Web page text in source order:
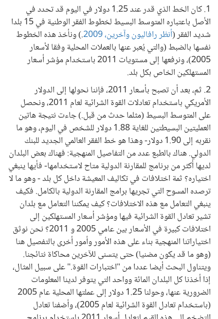
1. كان الخط الذي قدر عند 1.25 دولار في اليوم قد تحدد في
الأصل باعتباره المتوسط البسيط لخطوط الفقر الوطنية في 15 بلدا
شديد الفقر (أنظر رافاليون وآخرين، 2009
.) ونأخذ هذه الخطوط
نفسها بالضبط (والتي يُعبر عنها بالعملات المحلية وفقا لأسعار
2005)، ونرفعها إلى مستويات 2011 باستخدام مؤشر أسعار
المستهلكين الخاص بكل بلد.
2. ثم، بعد أن تصبح بأسعار 2011، فإننا نحولها إلى الدولار
الأمريكي باستخدام تعادلات القوة الشرائية لعام 2011، ونحصل
على المتوسط البسيط (مثلما حدث من قبل.) جاءت نتيجة هاتين
العمليتين البسيطتين للغاية 1.88 دولار للشخص في اليوم، وهو ما
نقربه إلى 1.90 دولار- وهذا هو خط الفقر العالمي الجديد للبنك
الدولي. هناك بالطبع عدد من التفاصيل المنهجية: فهناك بعض البلدان
لديها أكثر من برنامج للمقارنة الدولية متاح لاستخدامها- فأيها ينبغي
اختياره؟ ثمة اختلافات في تكاليف المعيشة داخل كل بلد - وهو ما لا
ترصده المسوح التي تجريها برامج المقارنة الدولية بالكامل. فكيف
ينبغي التعامل مع هذه الاختلافات؟ كيف يمكننا التعامل مع بلدان
تشير تعادل القوة الشرائية فيها ومؤشر أسعار المستهلكين إلى
اختلافات كبيرة في الأسعار بين عامي 2005 و 2011؟ نحن نوثق
اختياراتنا المنهجية بناء على هذه الأمور وأمور أخرى بالتفصيل هنا
(وهو ما قد يكون مضنيا) حتى يتسنى للآخرين محاكاة نتائجنا.
ويتناول البحث أيضا عددا من "اختبارات القوة." على سبيل المثال،
إذا أخذنا كل البلدان المائة وواحد التي يتوفر لدينا المعلومات
الضرورية عنها، وحولنا 1.25 دولار إلى عملتها المحلية عام 2005
(باستخدام تعادل القوة الشرائية لعام 2005)، وأضفنا تعادل